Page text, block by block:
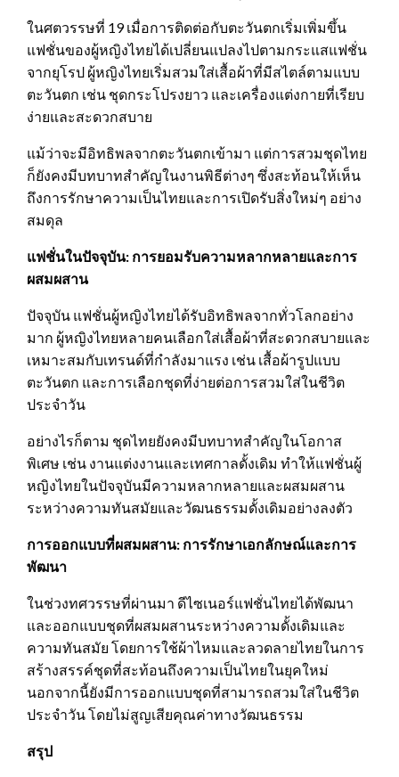
ในศตวรรษที่ 19 เมื่อการติดต่อกับตะวันตกเริ่มเพิ่มขึ้น
แฟชั่นของผู้หญิงไทยได้เปลี่ยนแปลงไปตามกระแสแฟชั่น
จากยุโรป ผู้หญิงไทยเริ่มสวมใส่เสื้อผ้าที่มีสไตล์ตามแบบ
ตะวันตก เช่น ชุดกระโปรงยาว และเครื่องแต่งกายที่เรียบ
ง่ายและสะดวกสบาย
แม้ว่าจะมีอิทธิพลจากตะวันตกเข้ามา แต่การสวมชุดไทย
ก็ยังคงมีบทบาทสำคัญในงานพิธีต่างๆ ซึ่งสะท้อนให้เห็น
ถึงการรักษาความเป็นไทยและการเปิดรับสิ่งใหม่ๆ อย่าง
สมดุล
แฟชั่นในปัจจุบัน: การยอมรับความหลากหลายและการ
ผสมผสาน
ปัจจุบัน แฟชั่นผู้หญิงไทยได้รับอิทธิพลจากทั่วโลกอย่าง
มาก ผู้หญิงไทยหลายคนเลือกใส่เสื้อผ้าที่สะดวกสบายและ
เหมาะสมกับเทรนด์ที่กำลังมาแรง เช่น เสื้อผ้ารูปแบบ
ตะวันตก และการเลือกชุดที่ง่ายต่อการสวมใส่ในชีวิต
ประจำวัน
อย่างไรก็ตาม ชุดไทยยังคงมีบทบาทสำคัญในโอกาส
พิเศษ เช่น งานแต่งงานและเทศกาลดั้งเดิม ทำให้แฟชั่นผู้
หญิงไทยในปัจจุบันมีความหลากหลายและผสมผสาน
ระหว่างความทันสมัยและวัฒนธรรมดั้งเดิมอย่างลงตัว
การออกแบบที่ผสมผสาน: การรักษาเอกลักษณ์และการ
พัฒนา
ในช่วงทศวรรษที่ผ่านมา ดีไซเนอร์แฟชั่นไทยได้พัฒนา
และออกแบบชุดที่ผสมผสานระหว่างความดั้งเดิมและ
ความทันสมัย โดยการใช้ผ้าไหมและลวดลายไทยในการ
สร้างสรรค์ชุดที่สะท้อนถึงความเป็นไทยในยุคใหม่
นอกจากนี้ยังมีการออกแบบชุดที่สามารถสวมใส่ในชีวิต
ประจำวัน โดยไม่สูญเสียคุณค่าทางวัฒนธรรม
สรุป